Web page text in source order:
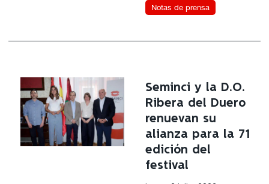
Notas de prensa
Seminci y la D.O.
Ribera del Duero
renuevan su
alianza para la 71
edición del
festival